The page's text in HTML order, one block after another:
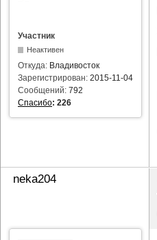
Участник
Неактивен
Откуда: Владивосток
Зарегистрирован: 2015-11-04
Сообщений: 792
Спасибо: 226
neka204